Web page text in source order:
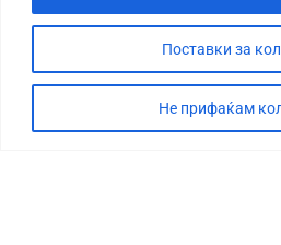
Поставки за
Не прифаќам